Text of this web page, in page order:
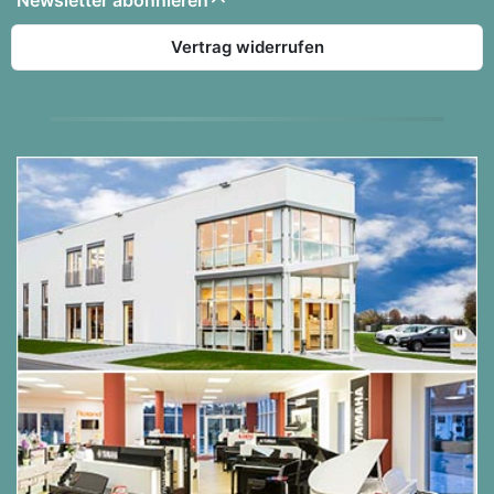
Die Ausstattung des GP-510:
Layer
Durch diese Funktion können zwei Klangfarben
übereinander geschichtet werden, um
beispielsweise einen weichen Flügelklang mit
Streichern zu kombinieren. Ausgezeichnet für
Balladen und langsame, romantische Stücke!
Split
Split gibt Ihnen die Möglichkeit, die Tastatur in
zwei Bereiche aufzuteilen, z.B. einen Bass in der
linken Hand und ein Klavier oder Vibraphon in der
Vertrag widerrufen